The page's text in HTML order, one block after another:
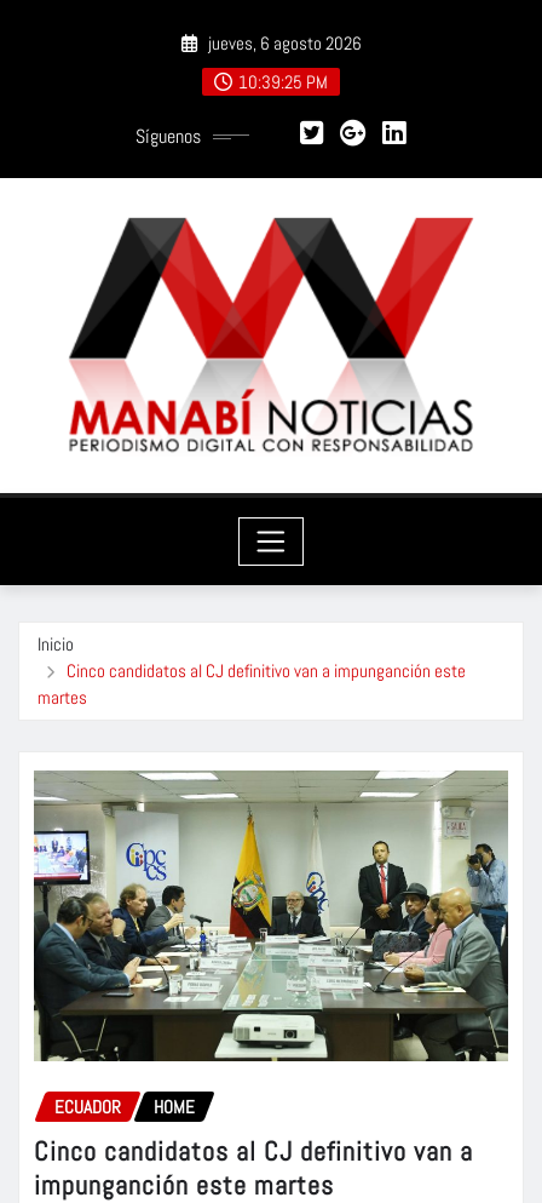
jueves, 6 agosto 2026
10:39:26 PM
Síguenos
Inicio
Cinco candidatos al CJ definitivo van a impunganción este
martes
ECUADOR HOME
Cinco candidatos al CJ definitivo van a
impunganción este martes